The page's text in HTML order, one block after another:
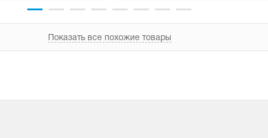
Показать все похожие товары